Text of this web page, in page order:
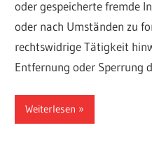
oder gespeicherte fremde
oder nach Umständen zu
rechtswidrige Tätigkeit
Entfernung oder Sperrung
Weiterlesen